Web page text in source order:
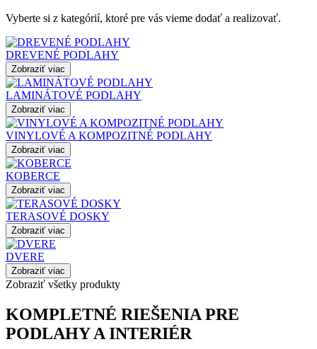
Vyberte si z kategórií, ktoré pre vás vieme dodať a realizovať.
DREVENÉ PODLAHY
Zobraziť viac
LAMINÁTOVÉ PODLAHY
Zobraziť viac
VINYLOVÉ A KOMPOZITNÉ PODLAHY
Zobraziť viac
KOBERCE
Zobraziť viac
TERASOVÉ DOSKY
Zobraziť viac
DVERE
Zobraziť viac
Zobraziť všetky produkty
KOMPLETNÉ RIEŠENIA PRE
PODLAHY A INTERIÉR